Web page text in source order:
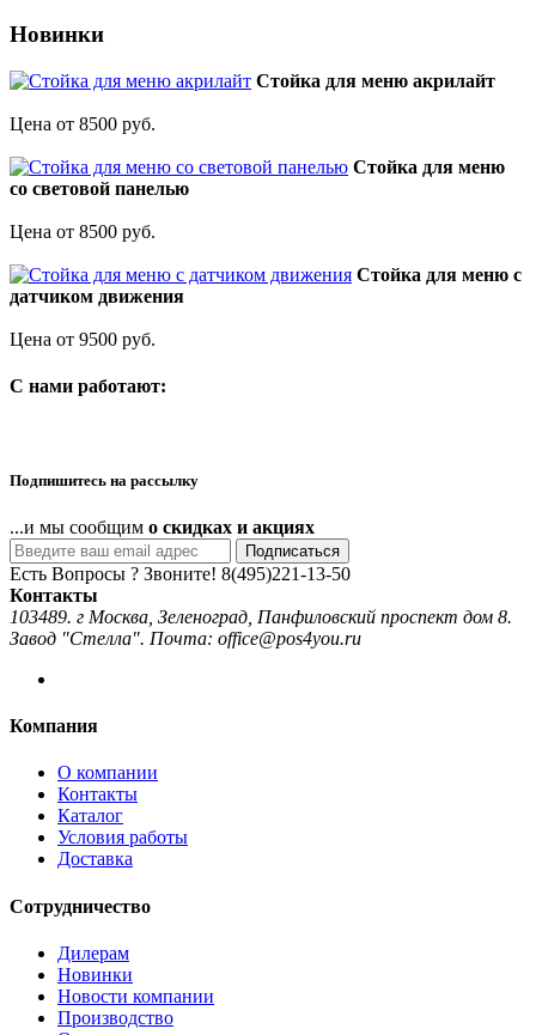
Новинки
Стойка для меню акрилайт
Цена от 8500 руб.
Стойка для меню
со световой панелью
Цена от 8500 руб.
Стойка для меню с
датчиком движения
Цена от 9500 руб.
C нами работают:
Подпишитесь на рассылку
...и мы сообщим о скидках и акциях
Подписаться
Есть Вопросы ? Звоните! 8(495)221-13-50
Контакты
103489. г Москва, Зеленоград, Панфиловский проспект дом 8.
Завод "Стелла". Почта: office@pos4you.ru
Компания
О компании
Контакты
Каталог
Условия работы
Доставка
Сотрудничество
Дилерам
Новинки
Новости компании
Производство